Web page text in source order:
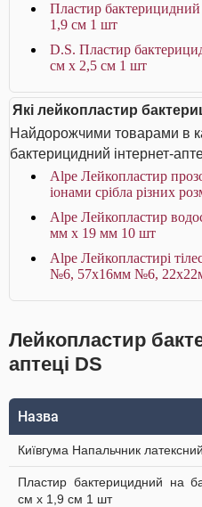
Пластир бактерицидний
1,9 см 1 шт
D.S. Пластир
см х 2,5 см 1 шт
Які лейкопластир
Найдорожчими товарами в
бактерицидний інтернет-
Alpe Лейкопластир
іонами срібла різних
Alpe Лейкопластир
мм x 19 мм 10 шт
Alpe Лейкопластирі
№6, 57х16мм №6,
Лейкопластир
аптеці DS
Назва
Київгума Напальчник
Пластир бактерицидний на
см х 1,9 см 1 шт